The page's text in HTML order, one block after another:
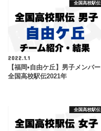
全国高校駅伝
2022.1.1
【福岡•自由ケ丘】男子メンバー
全国高校駅伝2021年
全国高校駅伝